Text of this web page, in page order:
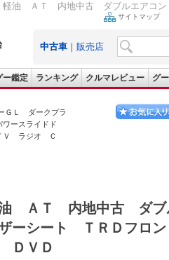
軽油 ＡＴ 内地中古 ダブルエアコ
サイトマップ
中古車 ｜ 販売店
ー鑑定 ランキング クルマレビュー グ
ＧＬ ダークプラ
ースライドド
Ｖ ラジオ Ｃ
ＡＴ 内地中古 ダブ
ーシート ＴＲＤフロ
ＶＤ